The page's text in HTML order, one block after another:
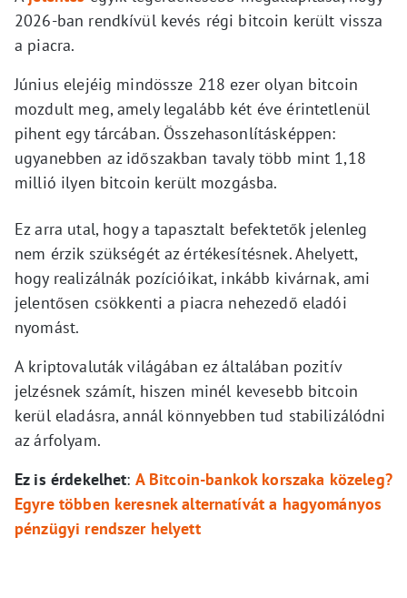
2026-ban rendkívül kevés régi bitcoin került vissza
a piacra.
Június elejéig mindössze 218 ezer olyan bitcoin
mozdult meg, amely legalább két éve érintetlenül
pihent egy tárcában. Összehasonlításképpen:
ugyanebben az időszakban tavaly több mint 1,18
millió ilyen bitcoin került mozgásba.
Ez arra utal, hogy a tapasztalt befektetők jelenleg
nem érzik szükségét az értékesítésnek. Ahelyett,
hogy realizálnák pozícióikat, inkább kivárnak, ami
jelentősen csökkenti a piacra nehezedő eladói
nyomást.
A kriptovaluták világában ez általában pozitív
jelzésnek számít, hiszen minél kevesebb bitcoin
kerül eladásra, annál könnyebben tud stabilizálódni
az árfolyam.
Ez is érdekelhet: A Bitcoin-bankok korszaka közeleg?
Egyre többen keresnek alternatívát a hagyományos
pénzügyi rendszer helyett